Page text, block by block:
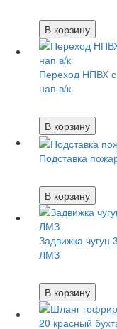
В корзину
Переход НПВХ
нап в/к
В корзину
Подставка
В корзину
Задвижка
ЛМЗ
В корзину